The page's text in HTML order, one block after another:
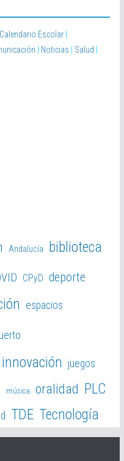
Calendario Escolar
Noticias Salud
Andalucía biblioteca
CPyD deporte
espacios
innovación juegos
música oralidad PLC
TDE Tecnología